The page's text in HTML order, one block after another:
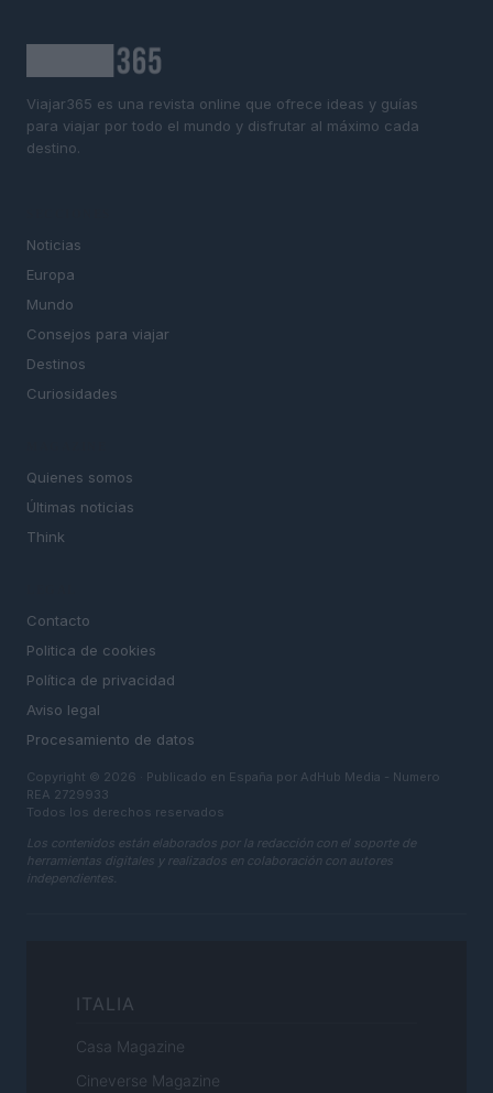
Viajar365 es una revista online que ofrece ideas y guías
para viajar por todo el mundo y disfrutar al máximo cada
destino.
Noticias
Europa
Mundo
Consejos para viajar
Destinos
Curiosidades
Quienes somos
Últimas noticias
Think
Contacto
Politica de cookies
Política de privacidad
Aviso legal
Procesamiento de datos
Copyright © 2026 · Publicado en España por AdHub Media - Numero
REA 2729933
Todos los derechos reservados
Los contenidos están elaborados por la redacción con el soporte de
herramientas digitales y realizados en colaboración con autores
independientes.
ITALIA
Casa Magazine
Cineverse Magazine